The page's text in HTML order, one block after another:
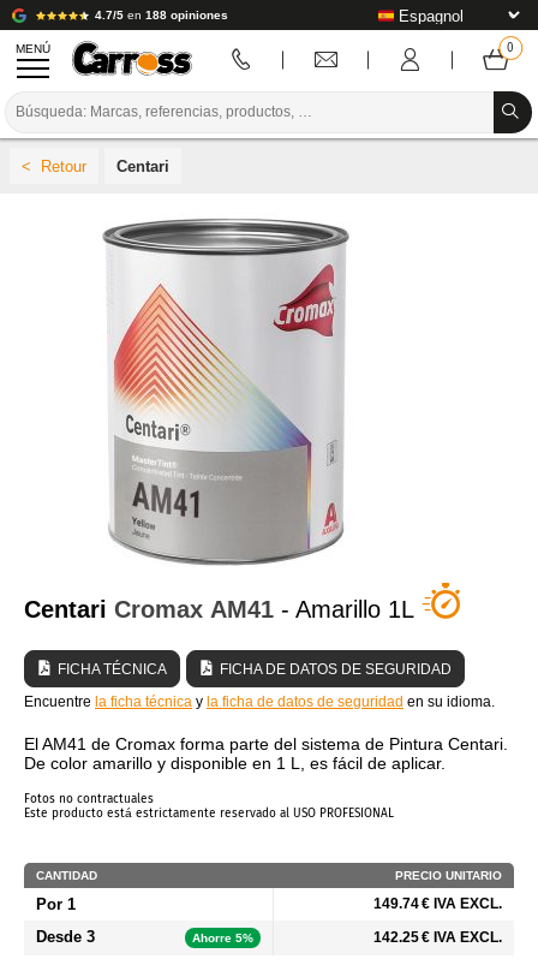
4.7/5 en 188 opiniones
MENÚ
PREPARACIÓN / PINTURA / ACABADO
CONSUMIBLES DE CARROCERÍA
HERRAMIENTAS DE CARROCERÍA
EQUIPAMIENTO PARA TALLERES DE CARROCERÍA
INSTALACIÓN DE LABORATORIO
TUTORIALES Y CONSEJOS
Centari
Centari Cromax AM41 - Amarillo 1L
FICHA TÉCNICA
FICHA DE DATOS DE SEGURIDAD
Encuentre la ficha técnica y la ficha de datos de seguridad en su idioma.
El AM41 de Cromax forma parte del sistema de Pintura Centari.
De color amarillo y disponible en 1 L, es fácil de aplicar.
Fotos no contractuales
Este producto está estrictamente reservado al USO PROFESIONAL
CANTIDAD PRECIO UNITARIO
Por 1 149.74 € IVA EXCL.
Desde 3 Ahorre 5% 142.25 € IVA EXCL.